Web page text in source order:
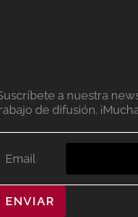
a nuestra
de difusión.
Email
ENVIAR